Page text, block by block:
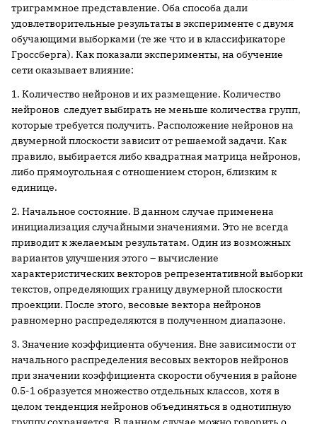
триграммное представление. Оба способа дали
удовлетворительные результаты в эксперименте с двумя
обучающими выборками (те же что и в классификаторе
Гроссберга). Как показали эксперименты, на обучение
сети оказывает влияние:
1. Количество нейронов и их размещение. Количество
нейронов следует выбирать не меньше количества групп,
которые требуется получить. Расположение нейронов на
двумерной плоскости зависит от решаемой задачи. Как
правило, выбирается либо квадратная матрица нейронов,
либо прямоугольная с отношением сторон, близким к
единице.
2. Начальное состояние. В данном случае применена
инициализация случайными значениями. Это не всегда
приводит к желаемым результатам. Один из возможных
вариантов улучшения этого – вычисление
характеристических векторов репрезентативной выборки
текстов, определяющих границу двумерной плоскости
проекции. После этого, весовые вектора нейронов
равномерно распределяются в полученном диапазоне.
3. Значение коэффициента обучения. Вне зависимости от
начального распределения весовых векторов нейронов
при значении коэффициента скорости обучения в районе
0.5-1 образуется множество отдельных классов, хотя в
целом тенденция нейронов объединяться в однотипную